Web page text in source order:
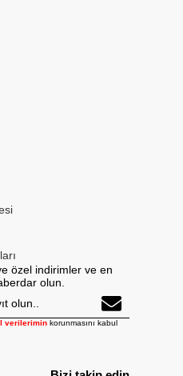
özel indirimler ve en
olun.
verilerimin korunmasını kabul